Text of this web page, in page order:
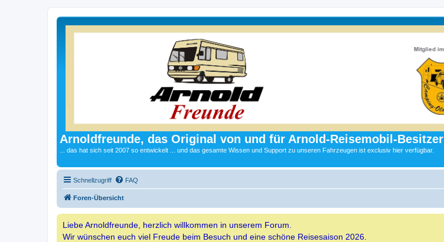
Arnoldfreunde, das Original von und für Arnold-Reisemobil-Besitzer
... das hat sich seit 2007 so entwickelt ... und das gesamte Wissen und Support zu unseren Fahrzeugen ist exclusiv hier verfügbar.
Schnellzugriff FAQ
Foren-Übersicht
Liebe Arnoldfreunde, herzlich willkommen in unserem Forum.
Wir wünschen euch viel Freude beim Besuch und eine schöne Reisesaison 2026.